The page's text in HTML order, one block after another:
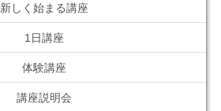
新しく始まる講座
1日講座
体験講座
講座説明会